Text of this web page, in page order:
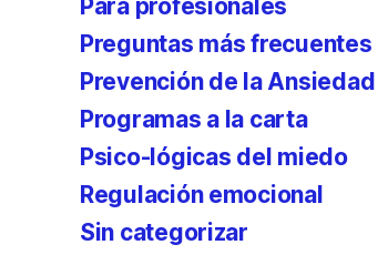
Para profesionales
Preguntas más frecuentes
Prevención de la Ansiedad
Programas a la carta
Psico-lógicas del miedo
Regulación emocional
Sin categorizar